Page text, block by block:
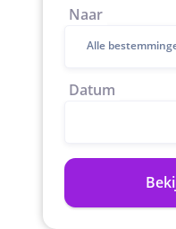
Naar
Alle
Datum